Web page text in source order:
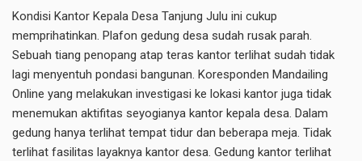
Kondisi Kantor Kepala Desa Tanjung Julu ini cukup
memprihatinkan. Plafon gedung desa sudah rusak parah.
Sebuah tiang penopang atap teras kantor terlihat sudah tidak
lagi menyentuh pondasi bangunan. Koresponden Mandailing
Online yang melakukan investigasi ke lokasi kantor juga tidak
menemukan aktifitas seyogianya kantor kepala desa. Dalam
gedung hanya terlihat tempat tidur dan beberapa meja. Tidak
terlihat fasilitas layaknya kantor desa. Gedung kantor terlihat